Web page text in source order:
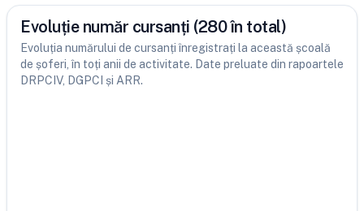
Evoluție număr cursanți (280 în total)
Evoluția numărului de cursanți înregistrați la această școală
de șoferi, în toți anii de activitate. Date preluate din rapoartele
DRPCIV, DGPCI și ARR.